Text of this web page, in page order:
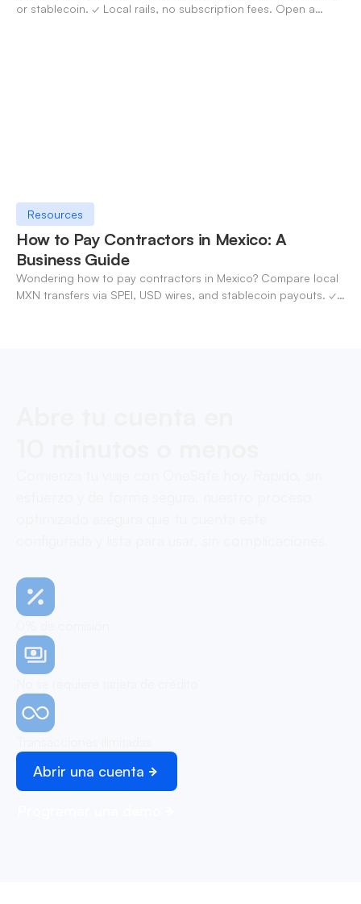
or stablecoin. ✓ Local rails, no subscription fees. Open a
Resources
How to Pay Contractors in Mexico: A
Business Guide
Wondering how to pay contractors in Mexico? Compare local
MXN transfers via SPEI, USD wires, and stablecoin payouts. ✓
Abrir una cuenta